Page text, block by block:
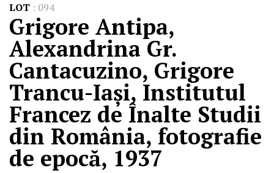
LOT : 094
Grigore Antipa,
Alexandrina Gr.
Cantacuzino, Grigore
Trancu-Iași, Institutul
Francez de Înalte Studii
din România, fotografie
de epocă, 1937